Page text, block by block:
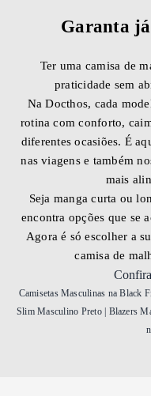
Garanta
Ter uma camisa de
praticidade sem
Na Docthos, cada
rotina com conforto,
diferentes ocasiões. É
nas viagens e também
mais
Seja manga curta ou
encontra opções que se
Agora é só escolher a
camisa de
Camisetas Masculinas na Black
Slim Masculino Preto| Blazers